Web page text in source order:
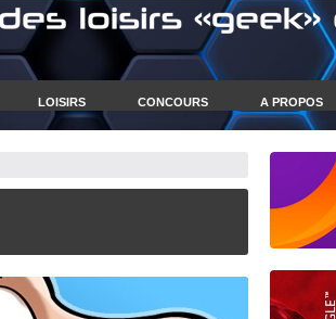
LOISIRS CONCOURS A PROPOS